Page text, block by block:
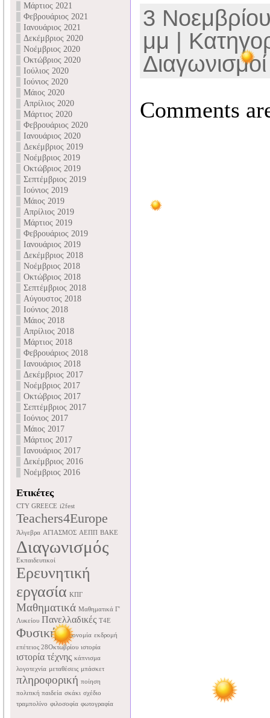
Μάρτιος 2021
Φεβρουάριος 2021
Ιανουάριος 2021
Δεκέμβριος 2020
Νοέμβριος 2020
Οκτώβριος 2020
Ιούλιος 2020
Ιούνιος 2020
Μάιος 2020
Απρίλιος 2020
Μάρτιος 2020
Φεβρουάριος 2020
Ιανουάριος 2020
Δεκέμβριος 2019
Νοέμβριος 2019
Οκτώβριος 2019
Σεπτέμβριος 2019
Ιούνιος 2019
Μάιος 2019
Απρίλιος 2019
Μάρτιος 2019
Φεβρουάριος 2019
Ιανουάριος 2019
Δεκέμβριος 2018
Νοέμβριος 2018
Οκτώβριος 2018
Σεπτέμβριος 2018
Αύγουστος 2018
Ιούνιος 2018
Μάιος 2018
Απρίλιος 2018
Μάρτιος 2018
Φεβρουάριος 2018
Ιανουάριος 2018
Δεκέμβριος 2017
Νοέμβριος 2017
Οκτώβριος 2017
Σεπτέμβριος 2017
Ιούνιος 2017
Μάιος 2017
Μάρτιος 2017
Ιανουάριος 2017
Δεκέμβριος 2016
Νοέμβριος 2016
Ετικέτες
CTY GREECE i2fest
Teachers4Europe
Άλγεβρα ΑΓΙΑΣΜΟΣ ΑΕΠΠ ΒΑΚΕ
Διαγωνισμός
Εκπαιδευτικοί
Ερευνητική
εργασία ΚΠΓ
Μαθηματικά Μαθηματικά Γ'
Λυκείου Πανελλαδικές Τ4Ε
Φυσική αστρονομία εκδρομή
επέτειος 28Οκτωβρίου ιστορία
ιστορία τέχνης κάπνισμα
λογοτεχνία μεταθέσεις μπάσκετ
πληροφορική ποίηση
πολιτική παιδεία σκάκι σχέδιο
τραμπολίνο φιλοσοφία φωτογραφία
3
μμ |
Διαγωνισμοί
Comments